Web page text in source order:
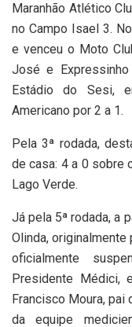
Maranhão Atlético
no Campo Isael 3.
e venceu o Moto
José e
Estádio do Sesi,
Americano por 2 a 1.
Pela 3ª rodada,
de casa: 4 a 0 sobre
Lago Verde.
Já pela 5ª rodada, a
Olinda,
oficialmente
Presidente Médici,
Francisco Moura,
da equipe